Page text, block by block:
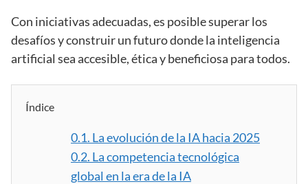
Con iniciativas adecuadas, es posible superar los
desafíos y construir un futuro donde la inteligencia
artificial sea accesible, ética y beneficiosa para todos.
Índice
0.1. La evolución de la IA hacia 2025
0.2. La competencia tecnológica
global en la era de la IA